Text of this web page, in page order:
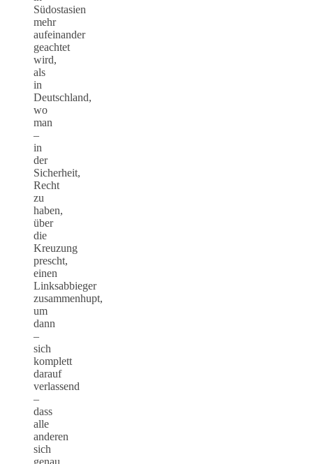
Südostasien
mehr
aufeinander
geachtet
wird,
als
in
Deutschland,
wo
man
–
in
der
Sicherheit,
Recht
zu
haben,
über
die
Kreuzung
prescht,
einen
Linksabbieger
zusammenhupt,
um
dann
–
sich
komplett
darauf
verlassend
–
dass
alle
anderen
sich